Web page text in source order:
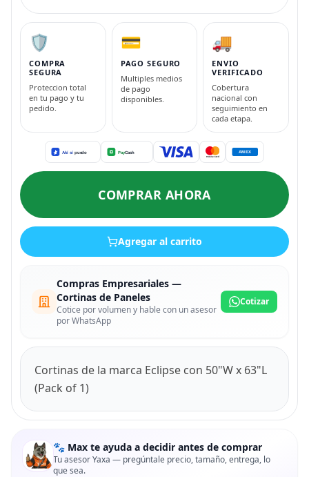
🛡️
COMPRA
SEGURA
Proteccion total
en tu pago y tu
pedido.
💳
PAGO SEGURO
Multiples medios
de pago
disponibles.
🚚
ENVIO
VERIFICADO
Cobertura
nacional con
seguimiento en
cada etapa.
COMPRAR AHORA
Agregar al carrito
Compras Empresariales —
Cortinas de Paneles
Cotice por volumen y hable con un asesor
por WhatsApp
Cotizar
Cortinas de la marca Eclipse con 50"W x 63"L
(Pack of 1)
🐾 Max te ayuda a decidir antes de comprar
Tu asesor Yaxa — pregúntale precio, tamaño, entrega, lo
que sea.